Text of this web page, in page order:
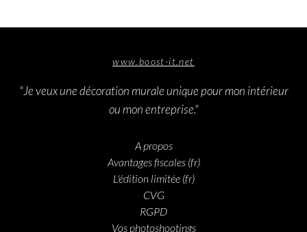
www.boost-it.net
"Je veux une décoration murale unique pour mon intérieur
ou mon entreprise."
A propos
Avantages fiscales (fr)
L'édition limitée (fr)
CVG
RGPD
Vos photoshootings